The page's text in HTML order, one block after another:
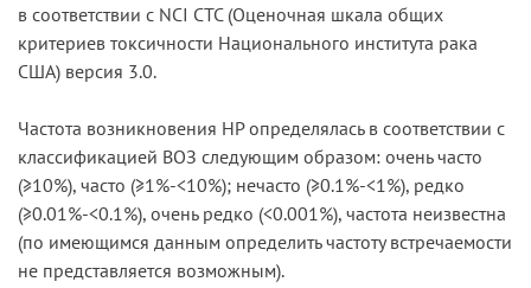
в соответствии с NCI СТС (Оценочная шкала общих
критериев токсичности Национального института рака
США) версия 3.0.
Частота возникновения HP определялась в соответствии с
классификацией ВОЗ следующим образом: очень часто
(≥10%), часто (≥1%-<10%); нечасто (≥0.1%-<1%), редко
(≥0.01%-<0.1%), очень редко (<0.001%), частота неизвестна
(по имеющимся данным определить частоту встречаемости
не представляется возможным).